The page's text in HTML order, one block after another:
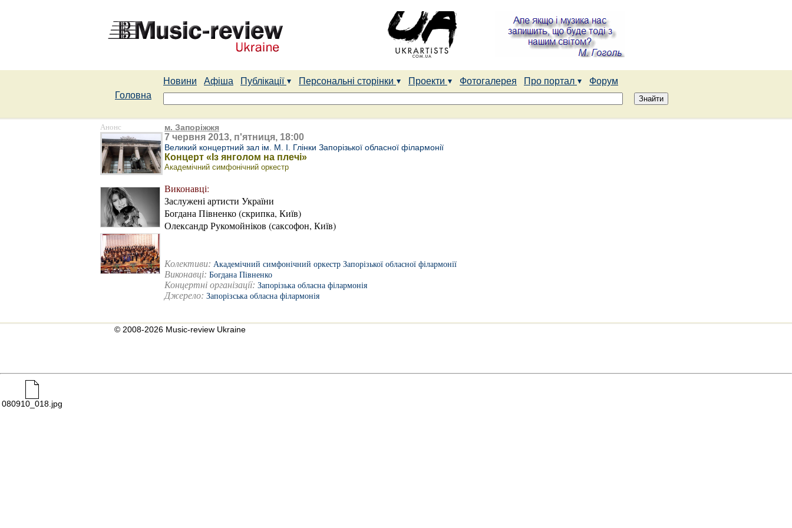
Новини Афіша Публікації Персональні сторінки Проекти Фотогалерея Про портал
Форум
Головна
Анонс м. Запоріжжя
7 червня 2013, п'ятниця, 18:00
Великий концертний зал ім. М. І. Глінки Запорізької обласної філармонії
Концерт «Із янголом на плечі»
Академічний симфонічний оркестр
Виконавці:
Заслужені артисти України
Богдана Півненко (скрипка, Київ)
Олександр Рукомойніков (саксофон, Київ)
Колективи: Академічний симфонічний оркестр Запорізької обласної філармонії
Виконавці: Богдана Півненко
Концертні організації: Запорізька обласна філармонія
Джерело: Запорізська обласна філармонія
© 2008-2026 Music-review Ukraine
080910_018.jpg